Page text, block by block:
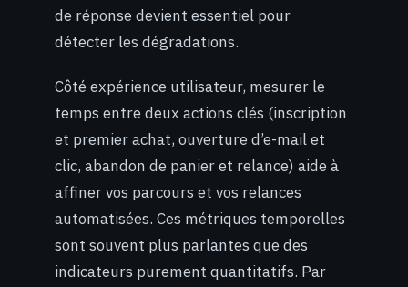
de réponse devient essentiel pour
détecter les dégradations.
Côté expérience utilisateur, mesurer le
temps entre deux actions clés (inscription
et premier achat, ouverture d’e-mail et
clic, abandon de panier et relance) aide à
affiner vos parcours et vos relances
automatisées. Ces métriques temporelles
sont souvent plus parlantes que des
indicateurs purement quantitatifs. Par